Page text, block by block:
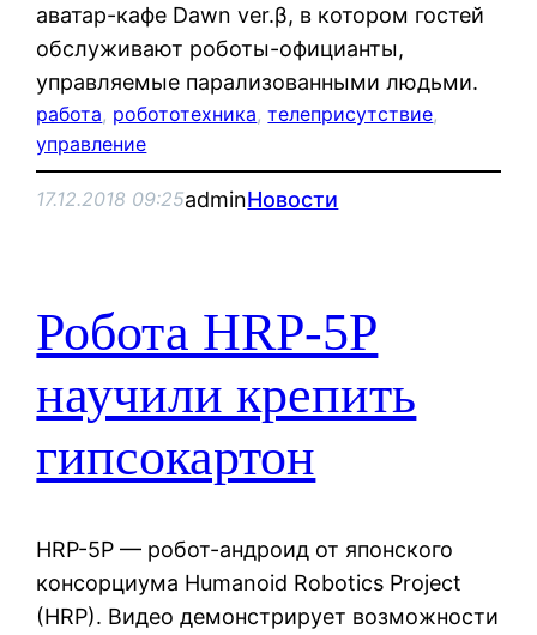
аватар-кафе Dawn ver.β, в котором гостей
обслуживают роботы-официанты,
управляемые парализованными людьми.
работа, робототехника, телеприсутствие
управление
17.12.2018 09:25adminНовости
Робота HRP-5P
научили крепить
гипсокартон
HRP-5P — робот-андроид от японского
консорциума Humanoid Robotics Project
(HRP). Видео демонстрирует возможности